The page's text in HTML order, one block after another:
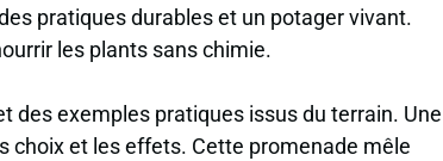
pratiques durables et un potager vivant.
les plants sans chimie.
des exemples pratiques issus du terrain. Une
choix et les effets. Cette promenade mêle